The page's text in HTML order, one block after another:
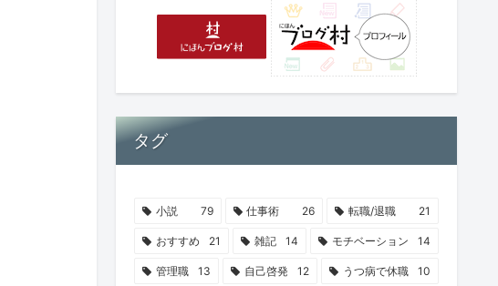
タグ
小説 79 仕事術 26 転職/退職 21
おすすめ 21 雑記 14 モチベーション 14
管理職 13 自己啓発 12 うつ病で休職 10